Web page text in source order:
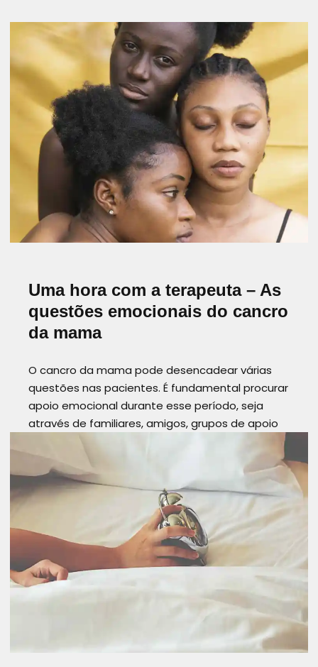
Curso de Cura Prânica nos dias
6 e 7 de Abril
BEM ESTAR CURA ENERGÉTICA
CURA PRÂNICA
CURSO
CURSO CURA PRÂNICA BÁSICO
DESPERTAR DA CONSCIÊNCIA
DEZEMBRO
PRANA ANGOLA
PRANIC HEALING
REALIZAÇÃO PESSOAL
TWIN HEARTS MEDITAÇÃO
Uma hora com a terapeuta – As
questões emocionais do cancro
da mama
O cancro da mama pode desencadear várias
questões nas pacientes. É fundamental procurar
apoio emocional durante esse período, seja
através de familiares, amigos, grupos de apoio
enfrenta o cancro de forma diferente, por isso
é…
AUTOCONHECIMENTO CASAISFELIZES
PRANA ANGOLA
RELACIONAMENTOSAUDÁVEL
TERAPIADECASAL
UMAHORACOMATERAPEUTA